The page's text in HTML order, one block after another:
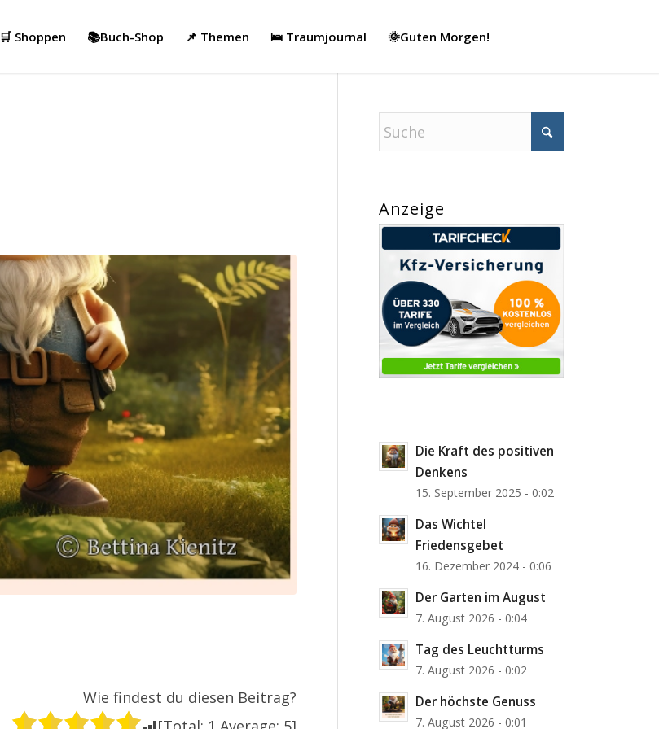
🛒 Shoppen 📚Buch-Shop 📌 Themen 🛌 Traumjournal 🌞Guten Morgen!
Wie findest du diesen Beitrag?
Anzeige
Die Kraft des positiven
Denkens
15. September 2025 - 0:02
Das Wichtel
Friedensgebet
16. Dezember 2024 - 0:06
Der Garten im August
7. August 2026 - 0:04
Tag des Leuchtturms
7. August 2026 - 0:02
Der höchste Genuss
7. August 2026 - 0:01